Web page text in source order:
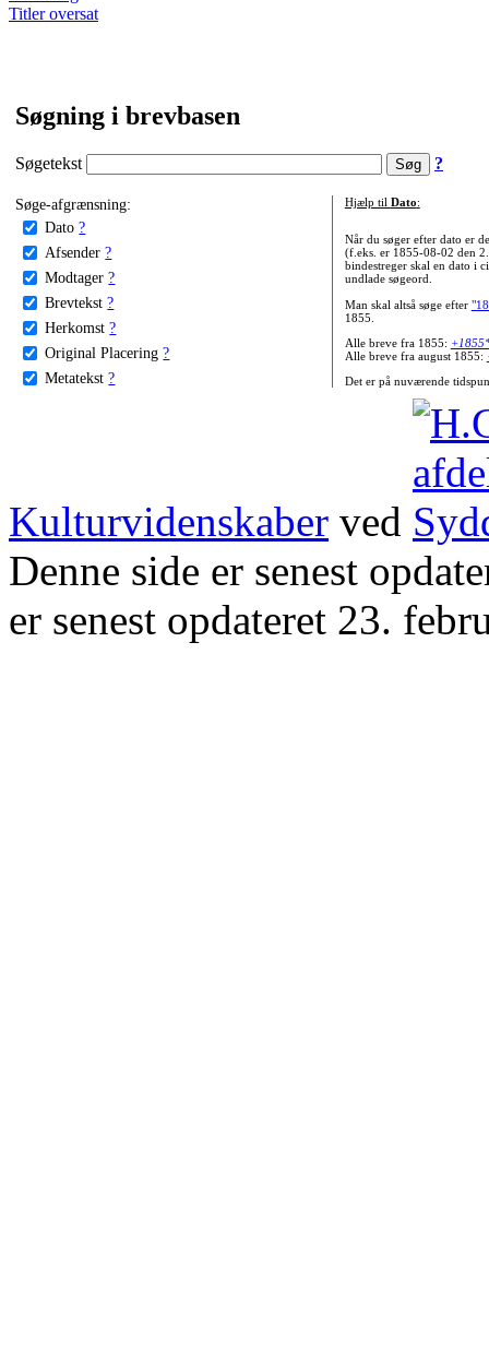
Titler oversat
Søgning i brevbasen
Søgetekst ?
Søge-afgrænsning:
Dato ?
Afsender ?
Modtager ?
Brevtekst ?
Herkomst ?
Original Placering ?
Metatekst ?
Hjælp til Dato:
Når du søger efter dato er
(f.eks. er 1855-08-02 den
bindestreger skal en dato i
undlade søgeord.
Man skal altså søge efter
1855.
Alle breve fra 1855:
Alle breve fra august 1855:
Det er på nuværende
Kulturvidenskaber ved
Denne side er senest
er senest opdateret 23.